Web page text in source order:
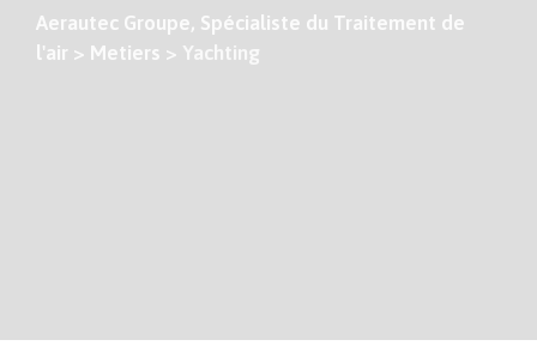
Aerautec Groupe, Spécialiste du Traitement de
l'air > Metiers > Yachting